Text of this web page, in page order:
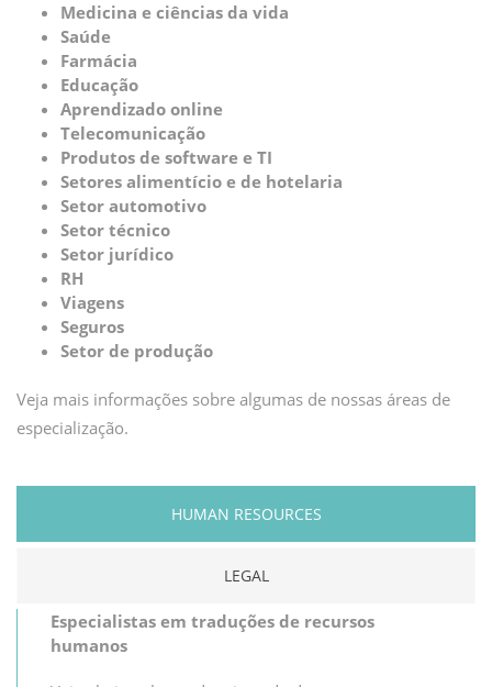
Medicina e ciências da vida
Saúde
Farmácia
Educação
Aprendizado online
Telecomunicação
Produtos de software e TI
Setores alimentício e de hotelaria
Setor automotivo
Setor técnico
Setor jurídico
RH
Viagens
Seguros
Setor de produção
Veja mais informações sobre algumas de nossas áreas de
especialização.
HUMAN RESOURCES
LEGAL
Especialistas em traduções de recursos
humanos